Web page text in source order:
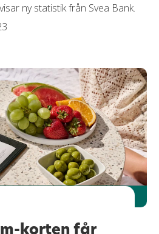
ny statistik från Svea Bank.
korten får